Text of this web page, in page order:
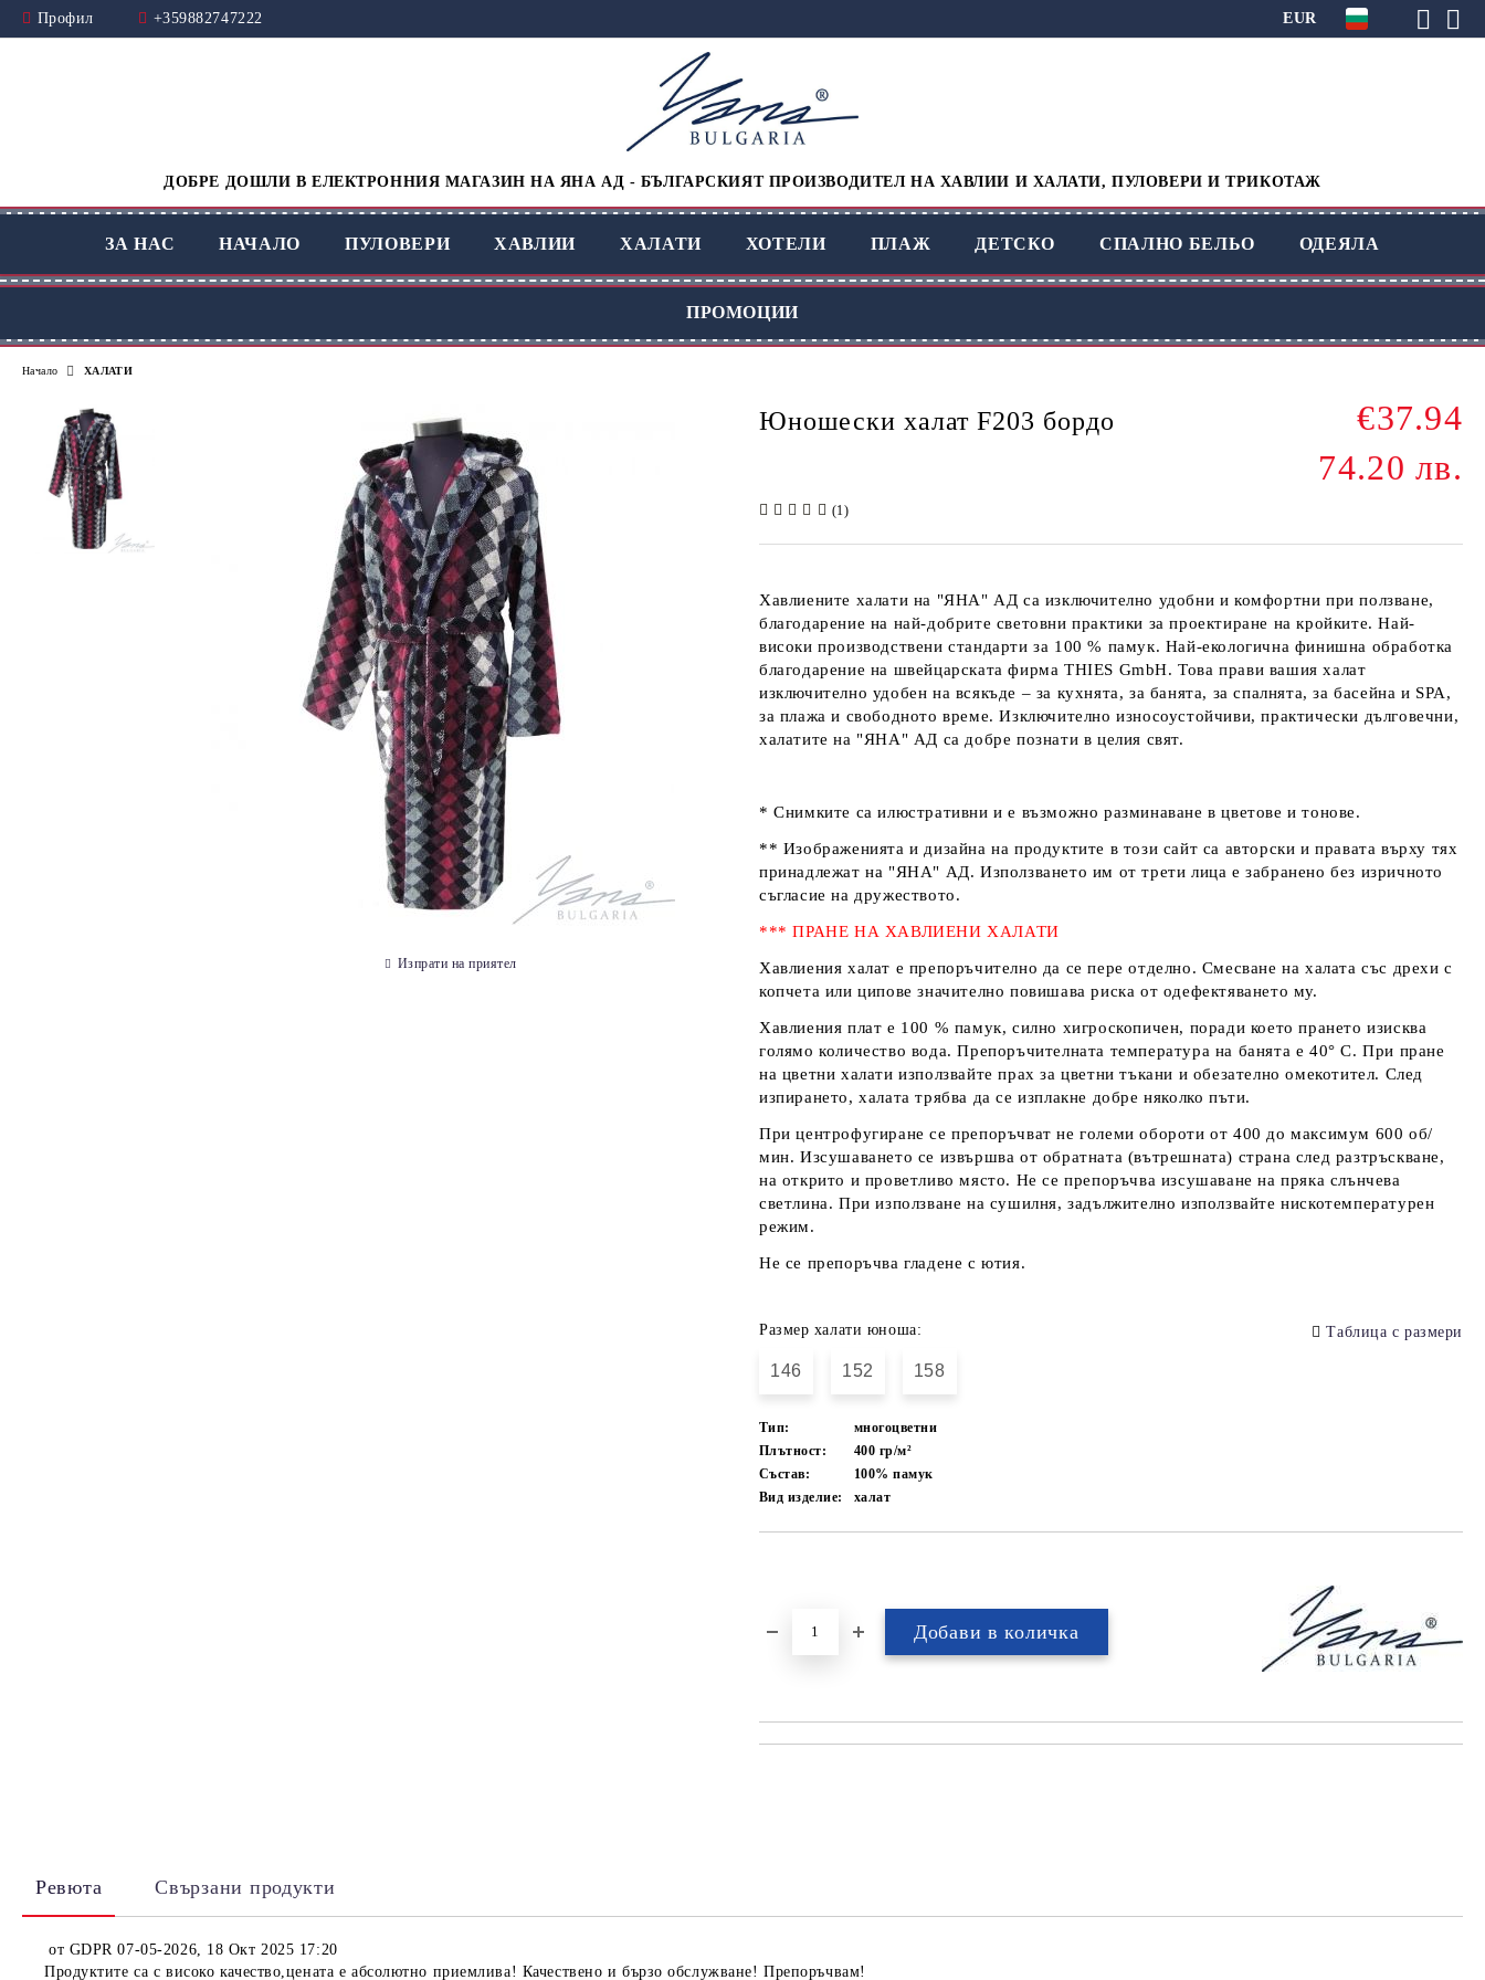
Профил +359882747222 EUR
ДОБРЕ ДОШЛИ В ЕЛЕКТРОННИЯ МАГАЗИН НА ЯНА АД - БЪЛГАРСКИЯТ ПРОИЗВОДИТЕЛ НА ХАВЛИИ И ХАЛАТИ, ПУЛОВЕРИ И ТРИКОТАЖ
ЗА НАС НАЧАЛО ПУЛОВЕРИ ХАВЛИИ ХАЛАТИ ХОТЕЛИ ПЛАЖ ДЕТСКО СПАЛНО БЕЛЬО ОДЕЯЛА
ПРОМОЦИИ
Начало ХАЛАТИ
Юношески халат F203 бордо
€37.94
74.20 лв.
(1)
Хавлиените халати на "ЯНА" АД са изключително удобни и комфортни при ползване,
благодарение на най-добрите световни практики за проектиране на кройките. Най-
високи производствени стандарти за 100 % памук. Най-екологична финишна обработка
благодарение на швейцарската фирмаTHIES GmbH. Това прави вашия халат
изключително удобен на всякъде – за кухнята, за банята, за спалнята, за басейна и SPA,
за плажа и свободното време. Изключително износоустойчиви, практически дълговечни,
халатите на "ЯНА" АД са добре познати в целия свят.
* Снимките са илюстративни и е възможно разминаване в цветове и тонове.
** Изображенията и дизайна на продуктите в този сайт са авторски и правата върху тях
принадлежат на "ЯНА" АД. Използването им от трети лица е забранено без изричното
съгласие на дружеството.
*** ПРАНЕ НА ХАВЛИЕНИ ХАЛАТИ
Хавлиения халат е препоръчително да се пере отделно. Смесване на халата със дрехи с
копчета или ципове значително повишава риска от одефектяването му.
Хавлиения плат е 100 % памук, силно хигроскопичен, поради което прането изисква
голямо количество вода. Препоръчителната температура на банята е 40° С. При пране
на цветни халати използвайте прах за цветни тъкани и обезателно омекотител. След
изпирането, халата трябва да се изплакне добре няколко пъти.
При центрофугиране се препоръчват не големи обороти от 400 до максимум 600 об/
мин. Изсушаването се извършва от обратната (вътрешната) страна след разтръскване,
на открито и проветливо място. Не се препоръчва изсушаване на пряка слънчева
светлина. При използване на сушилня, задължително използвайте нискотемпературен
режим.
Не се препоръчва гладене с ютия.
Размер халати юноша: Таблица с размери
146 152 158
Тип:
многоцветни
Плътност:
400 гр/м²
Състав:
100% памук
Вид изделие:
халат
Изпрати на приятел
Ревюта Свързани продукти
от GDPR 07-05-2026, 18 Окт 2025 17:20
Продуктите са с високо качество,цената е абсолютно приемлива! Качествено и бързо обслужване! Препоръчвам!